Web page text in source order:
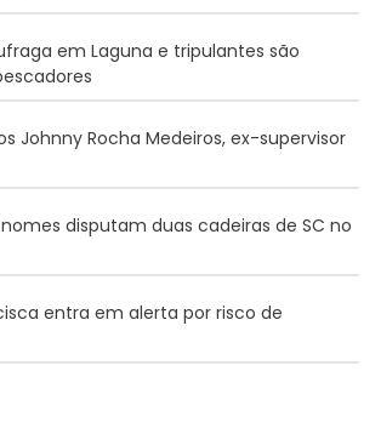
em Laguna e tripulantes são
Johnny Rocha Medeiros, ex-supervisor
nomes disputam duas cadeiras de SC no
entra em alerta por risco de